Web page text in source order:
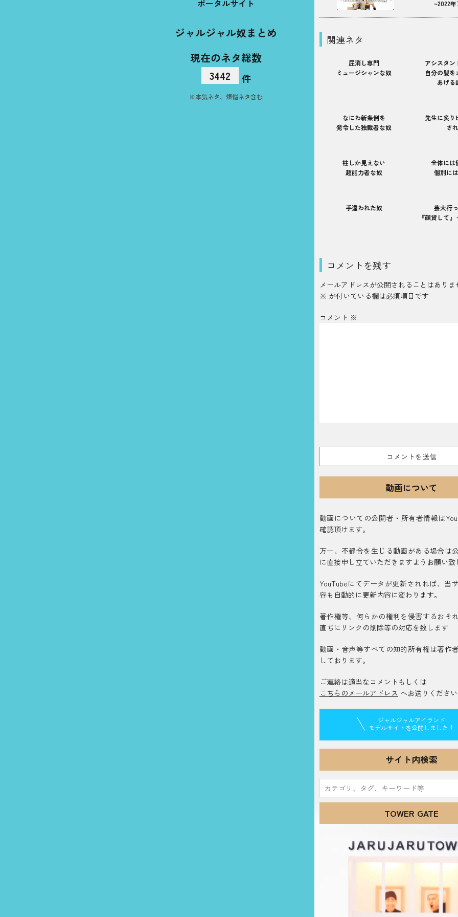
ジャルジャル奴まとめ
現在のネタ総数
3442
件
※本気ネタ、煩悩ネタ含む
ポータルサイト
~2022
関連ネタ
屁消し専門
ミュージシャンな奴
アシスタン
自分の髪
あげる
なにわ新条例を
発令した独裁者な奴
先生に炙り
さ
柱しか見えない
超能力者な奴
全体には
個別に
手違われた奴
芸大行
『顔貸して
コメントを残す
メールアドレスが公開されることはありま
※ が付いている欄は必須項目です
コメント ※
動画について
動画についての公開者・所有者情報は
確認頂けます。
万一、不都合を生じる動画がある場合は
に直接申し立ていただきますようお願い致
YouTubeにてデータが更新されれば、当
容も自動的に更新内容に変わります。
著作権等、何らかの権利を侵害するおそ
直ちにリンクの削除等の対応を致します
動画・音声等すべての知的所有権は著作
しております。
ご連絡は適当なコメントもしくは
こちらのメールアドレス へお送りくださ
ジャルジャルアイランド
モデルサイトを公開しました！
サイト内検索
索:
TOWER GATE